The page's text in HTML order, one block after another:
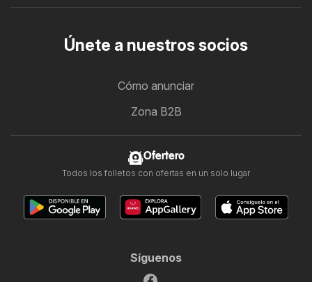
Únete a nuestros socios
Cómo anunciar
Zona B2B
Ofertero
Todos los folletos con ofertas en un solo lugar
Síguenos